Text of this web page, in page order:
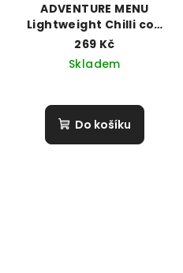
ADVENTURE MENU
Lightweight Chilli con
Carne
269 Kč
Skladem
Do košíku